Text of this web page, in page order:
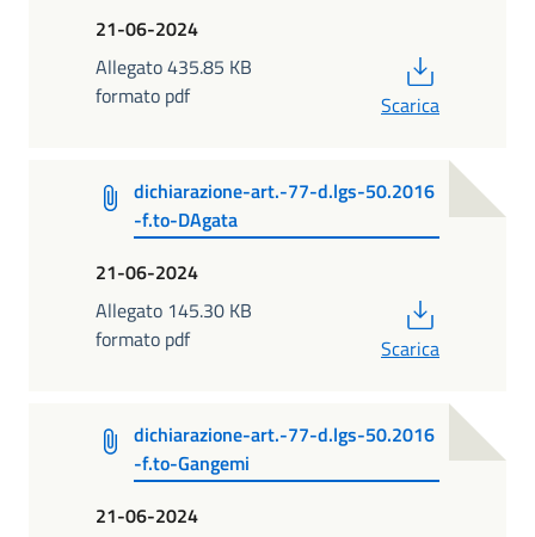
21-06-2024
Allegato 435.85 KB
formato pdf
Scarica
dichiarazione-art.-77-d.lgs-50.2016
-f.to-DAgata
21-06-2024
Allegato 145.30 KB
formato pdf
Scarica
dichiarazione-art.-77-d.lgs-50.2016
-f.to-Gangemi
21-06-2024